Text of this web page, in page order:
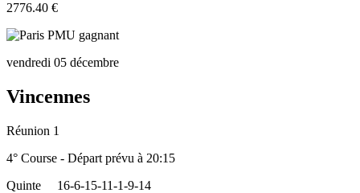
2776.40 €
vendredi 05 décembre
Vincennes
Réunion 1
4° Course - Départ prévu à 20:15
Quinte
16-6-15-11-1-9-14